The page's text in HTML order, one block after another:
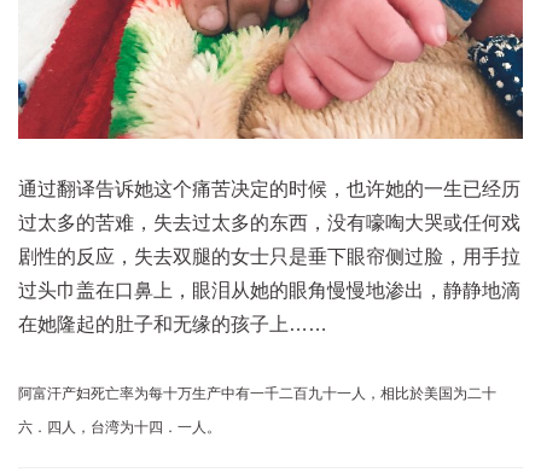
通过翻译告诉她这个痛苦决定的时候，也许她的一生已经历
过太多的苦难，失去过太多的东西，没有嚎啕大哭或任何戏
剧性的反应，失去双腿的女士只是垂下眼帘侧过脸，用手拉
过头巾盖在口鼻上，眼泪从她的眼角慢慢地渗出，静静地滴
在她隆起的肚子和无缘的孩子上……
阿富汗产妇死亡率为每十万生产中有一千二百九十一人，相比於美国为二十
六．四人，台湾为十四．一人。